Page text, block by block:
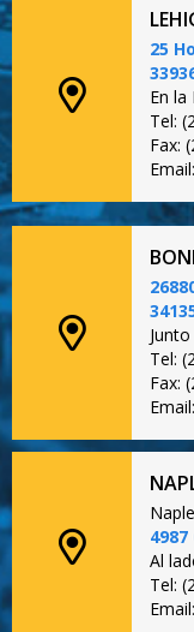
25
En la
Tel:
Fax:
Tel:
Fax:
Al
Tel: